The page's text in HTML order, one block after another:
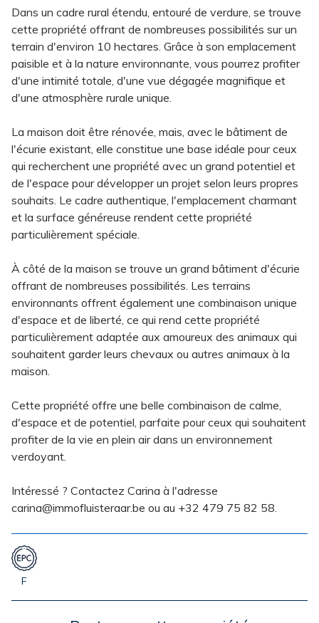
Dans un cadre rural étendu, entouré de verdure, se trouve
cette propriété offrant de nombreuses possibilités sur un
terrain d'environ 10 hectares. Grâce à son emplacement
paisible et à la nature environnante, vous pourrez profiter
d'une intimité totale, d'une vue dégagée magnifique et
d'une atmosphère rurale unique.
La maison doit être rénovée, mais, avec le bâtiment de
l'écurie existant, elle constitue une base idéale pour ceux
qui recherchent une propriété avec un grand potentiel et
de l'espace pour développer un projet selon leurs propres
souhaits. Le cadre authentique, l'emplacement charmant
et la surface généreuse rendent cette propriété
particulièrement spéciale.
À côté de la maison se trouve un grand bâtiment d'écurie
offrant de nombreuses possibilités. Les terrains
environnants offrent également une combinaison unique
d'espace et de liberté, ce qui rend cette propriété
particulièrement adaptée aux amoureux des animaux qui
souhaitent garder leurs chevaux ou autres animaux à la
maison.
Cette propriété offre une belle combinaison de calme,
d'espace et de potentiel, parfaite pour ceux qui souhaitent
profiter de la vie en plein air dans un environnement
verdoyant.
Intéressé ? Contactez Carina à l'adresse
carina@immofluisteraar.be ou au +32 479 75 82 58.
F